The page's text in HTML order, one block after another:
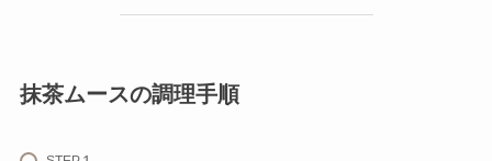
抹茶ムースの調理手順